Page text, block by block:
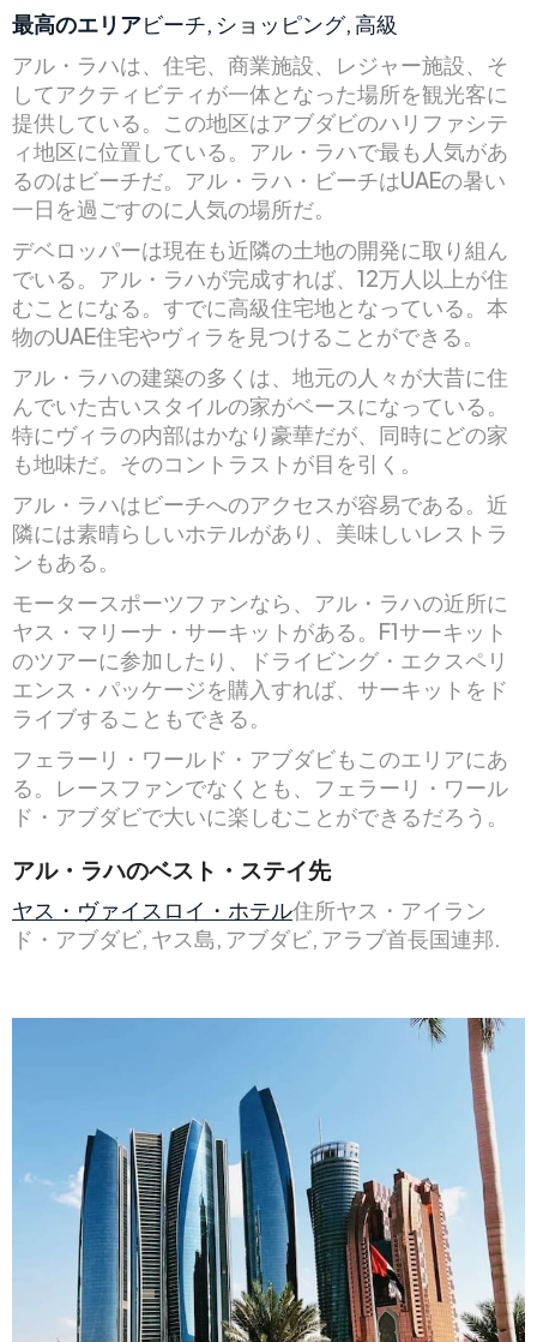
最高のエリアビーチ, ショッピング, 高級
アル・ラハは、住宅、商業施設、レジャー施設、そ
してアクティビティが一体となった場所を観光客に
提供している。この地区はアブダビのハリファシテ
ィ地区に位置している。アル・ラハで最も人気があ
るのはビーチだ。アル・ラハ・ビーチはUAEの暑い
一日を過ごすのに人気の場所だ。
デベロッパーは現在も近隣の土地の開発に取り組ん
でいる。アル・ラハが完成すれば、12万人以上が住
むことになる。すでに高級住宅地となっている。本
物のUAE住宅やヴィラを見つけることができる。
アル・ラハの建築の多くは、地元の人々が大昔に住
んでいた古いスタイルの家がベースになっている。
特にヴィラの内部はかなり豪華だが、同時にどの家
も地味だ。そのコントラストが目を引く。
アル・ラハはビーチへのアクセスが容易である。近
隣には素晴らしいホテルがあり、美味しいレストラ
ンもある。
モータースポーツファンなら、アル・ラハの近所に
ヤス・マリーナ・サーキットがある。F1サーキット
のツアーに参加したり、ドライビング・エクスペリ
エンス・パッケージを購入すれば、サーキットをド
ライブすることもできる。
フェラーリ・ワールド・アブダビもこのエリアにあ
る。レースファンでなくとも、フェラーリ・ワール
ド・アブダビで大いに楽しむことができるだろう。
アル・ラハのベスト・ステイ先
ヤス・ヴァイスロイ・ホテル住所ヤス・アイラン
ド・アブダビ, ヤス島, アブダビ, アラブ首長国連邦.